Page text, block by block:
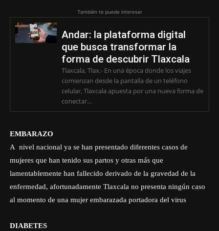
También te puede interesar
Andar: la plataforma digital
que busca transformar la
forma de descubrir Tlaxcala
Tlaxcala, Tlax.- En una época donde los viajes
comienzan desde la pantalla de un teléfono
celular, Tlaxcala apuesta por una nueva forma de
conectar...
EMBARAZO
A nivel nacional ya se han presentado diferentes casos de
mujeres que han tenido sus partos y otras más que
lamentablemente han fallecido derivado de la gravedad de la
enfermedad, afortunadamente Tlaxcala no presenta ningún caso
al momento de una mujer embarazada portadora del virus
DIABETES